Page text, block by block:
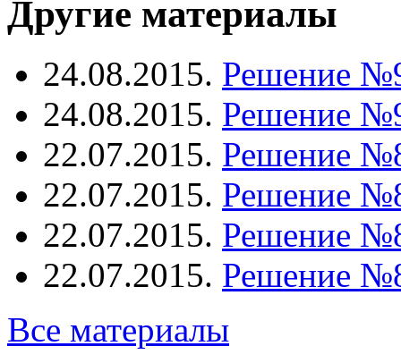
Другие материалы
24.08.2015. Решение
24.08.2015. Решение
22.07.2015. Решение
22.07.2015. Решение
22.07.2015. Решение
22.07.2015. Решение
Все материалы